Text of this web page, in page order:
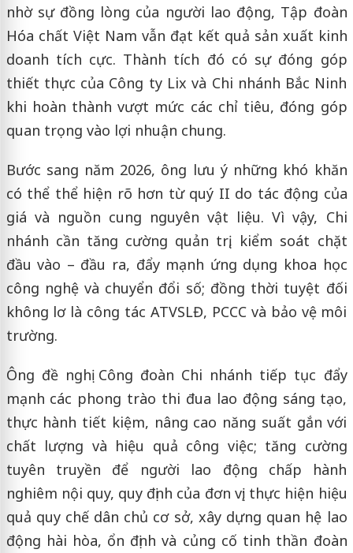
nhờ sự đồng lòng của người lao động, Tập đoàn
Hóa chất Việt Nam vẫn đạt kết quả sản xuất kinh
doanh tích cực. Thành tích đó có sự đóng góp
thiết thực của Công ty Lix và Chi nhánh Bắc Ninh
khi hoàn thành vượt mức các chỉ tiêu, đóng góp
quan trọng vào lợi nhuận chung.
Bước sang năm 2026, ông lưu ý những khó khăn
có thể thể hiện rõ hơn từ quý II do tác động của
giá và nguồn cung nguyên vật liệu. Vì vậy, Chi
nhánh cần tăng cường quản trị, kiểm soát chặt
đầu vào – đầu ra, đẩy mạnh ứng dụng khoa học
công nghệ và chuyển đổi số; đồng thời tuyệt đối
không lơ là công tác ATVSLĐ, PCCC và bảo vệ môi
trường.
Ông đề nghị Công đoàn Chi nhánh tiếp tục đẩy
mạnh các phong trào thi đua lao động sáng tạo,
thực hành tiết kiệm, nâng cao năng suất gắn với
chất lượng và hiệu quả công việc; tăng cường
tuyên truyền để người lao động chấp hành
nghiêm nội quy, quy định của đơn vị; thực hiện hiệu
quả quy chế dân chủ cơ sở, xây dựng quan hệ lao
động hài hòa, ổn định và củng cố tinh thần đoàn